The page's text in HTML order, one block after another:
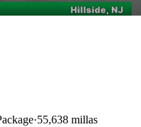
55,638 millas